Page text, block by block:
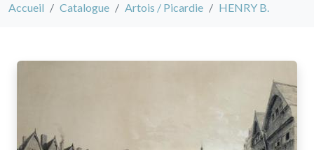
Accueil Catalogue Artois / Picardie HENRY B.